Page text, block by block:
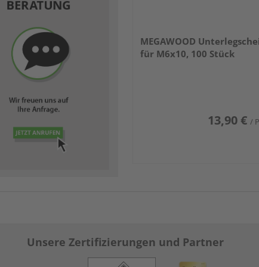
MEGAWOOD
für M6x10, 100 Stück
13,90 € /
Unsere Zertifizierungen und Partner